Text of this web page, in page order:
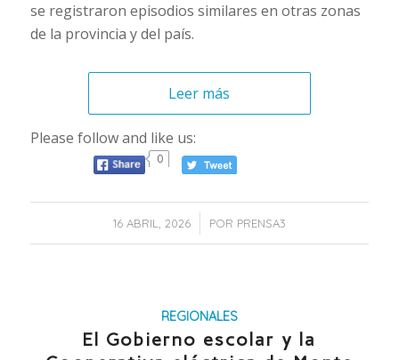
se registraron episodios similares en otras zonas
de la provincia y del país.
Leer más
Please follow and like us:
0
16 ABRIL, 2026
/ POR PRENSA3
REGIONALES
El Gobierno escolar y la